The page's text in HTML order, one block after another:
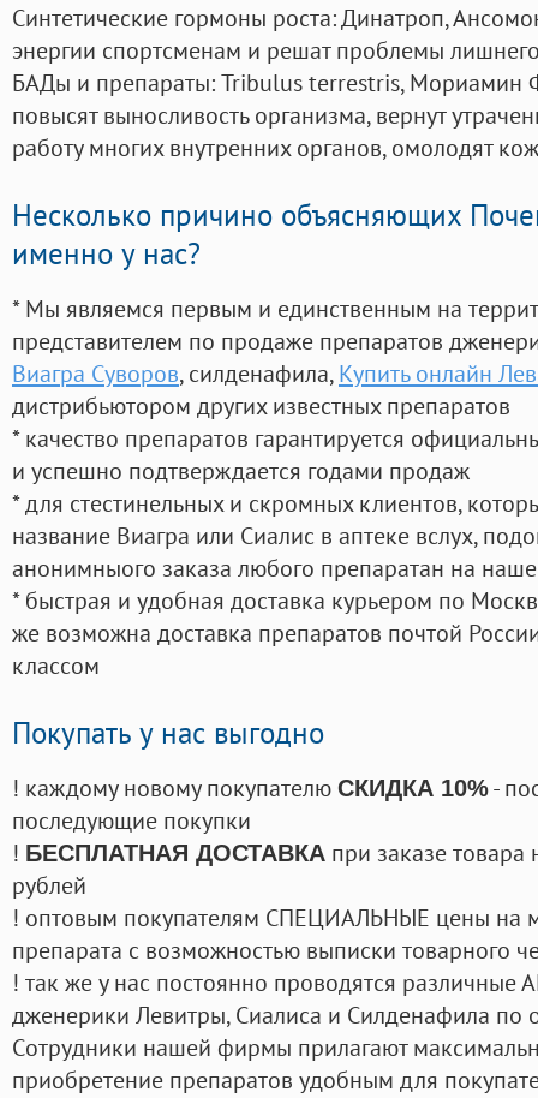
Синтетические гормоны роста: Динатроп,
энергии спортсменам и решат проблемы
БАДы и препараты:Tribulus terrestris, Мориамин
повысят выносливость организма, вернут
работу многих внутренних органов, омолодят
Несколько причино объясняющих
именно у нас?
* Мы являемся первым и единственным на
представителем по продаже препаратов
Виагра Суворов, силденафила, Купить онлайн
дистрибьютором других известных препаратов
* качество препаратов гарантируется
и успешно подтверждается годами продаж
* для стестинельных и скромных клиентов,
название Виагра или Сиалис в аптеке вслух,
анонимныого заказа любого препаратан на
* быстрая и удобная доставка курьером по
же возможна доставка препаратов почтой
классом
Покупать у нас выгодно
! каждому новому покупателю СКИДКА 10%-
последующие покупки
! БЕСПЛАТНАЯ ДОСТАВКА при заказе
рублей
! оптовым покупателям СПЕЦИАЛЬНЫЕ цены на
препарата с возможностью выписки товарного
! так же у нас постоянно проводятся
дженерики Левитры, Сиалиса и Силденафила по
Cотрудники нашей фирмы прилагают
приобретение препаратов удобным для